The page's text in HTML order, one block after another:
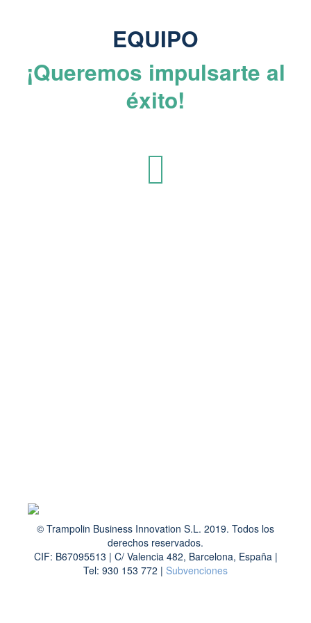
EQUIPO
¡Queremos impulsarte al
éxito!
© Trampolin Business Innovation S.L. 2019. Todos los
derechos reservados.
CIF: B67095513 | C/ Valencia 482, Barcelona, España |
Tel: 930 153 772 | Subvenciones